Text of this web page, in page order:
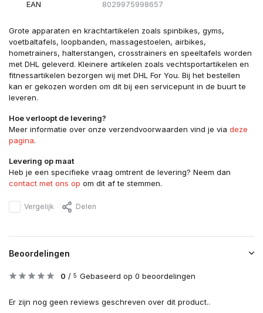
EAN 8029975998657
Grote apparaten en krachtartikelen zoals spinbikes, gyms,
voetbaltafels, loopbanden, massagestoelen, airbikes,
hometrainers, halterstangen, crosstrainers en speeltafels worden
met DHL geleverd. Kleinere artikelen zoals vechtsportartikelen en
fitnessartikelen bezorgen wij met DHL For You. Bij het bestellen
kan er gekozen worden om dit bij een servicepunt in de buurt te
leveren.
Hoe verloopt de levering?
Meer informatie over onze verzendvoorwaarden vind je via deze
pagina.
Levering op maat
Heb je een specifieke vraag omtrent de levering? Neem dan
contact met ons op om dit af te stemmen.
Vergelijk Delen
Beoordelingen
0 / 5 Gebaseerd op 0 beoordelingen
Er zijn nog geen reviews geschreven over dit product..